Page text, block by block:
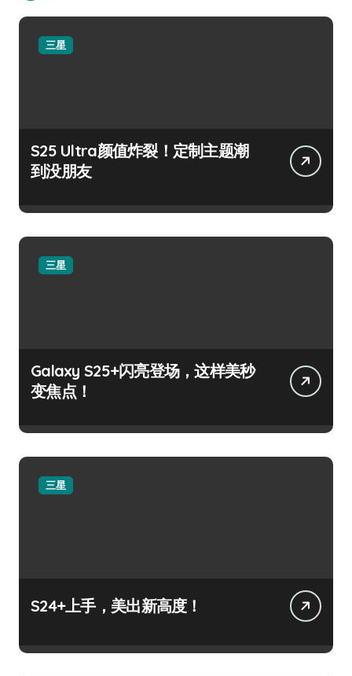
三星
S25 Ultra颜值炸裂！定制主题潮
到没朋友
三星
Galaxy S25+闪亮登场，这样美秒
变焦点！
三星
S24+上手，美出新高度！